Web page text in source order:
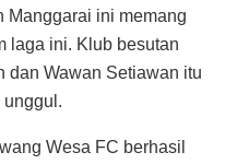
Manggarai ini memang
laga ini. Klub besutan
dan Wawan Setiawan itu
unggul.
Wesa FC berhasil